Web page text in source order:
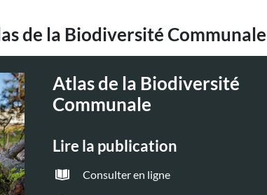
de la Biodiversité Communale
Atlas de la Biodiversité
Communale
Lire la publication
Consulter en ligne